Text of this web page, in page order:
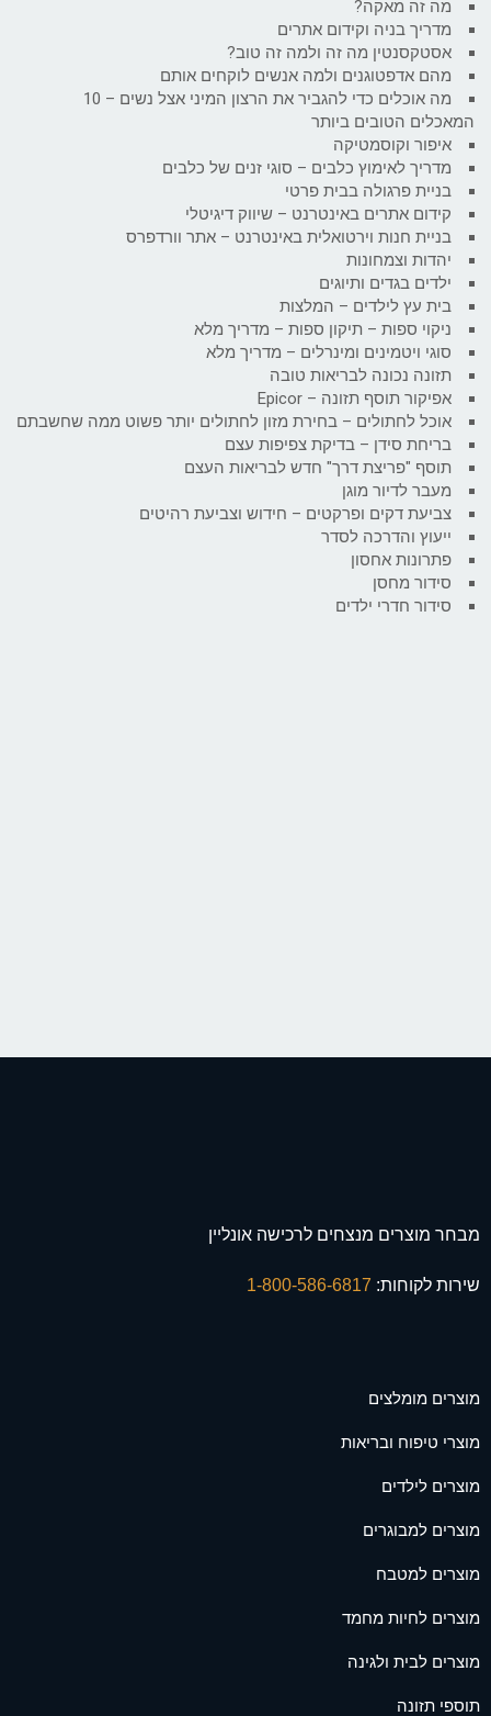
מה זה מאקה?
מדריך בניה וקידום אתרים
אסטקסנטין מה זה ולמה זה טוב?
מהם אדפטוגנים ולמה אנשים לוקחים אותם
מה אוכלים כדי להגביר את הרצון המיני אצל נשים – 10
המאכלים הטובים ביותר
איפור וקוסמטיקה
מדריך לאימוץ כלבים – סוגי זנים של כלבים
בניית פרגולה בבית פרטי
קידום אתרים באינטרנט – שיווק דיגיטלי
בניית חנות וירטואלית באינטרנט – אתר וורדפרס
יהדות וצמחונות
ילדים בגדים ותיוגים
בית עץ לילדים – המלצות
ניקוי ספות – תיקון ספות – מדריך מלא
סוגי ויטמינים ומינרלים – מדריך מלא
תזונה נכונה לבריאות טובה
אפיקור תוסף תזונה – Epicor
אוכל לחתולים – בחירת מזון לחתולים יותר פשוט ממה שחשבתם
בריחת סידן – בדיקת צפיפות עצם
תוסף "פריצת דרך" חדש לבריאות העצם
מעבר לדיור מוגן
צביעת דקים ופרקטים – חידוש וצביעת רהיטים
ייעוץ והדרכה לסדר
פתרונות אחסון
סידור מחסן
סידור חדרי ילדים
מבחר מוצרים מנצחים לרכישה אונליין
שירות לקוחות:
מוצרים מומלצים
מוצרי טיפוח ובריאות
מוצרים לילדים
מוצרים למבוגרים
מוצרים למטבח
מוצרים לחיות מחמד
מוצרים לבית ולגינה
תוספי תזונה